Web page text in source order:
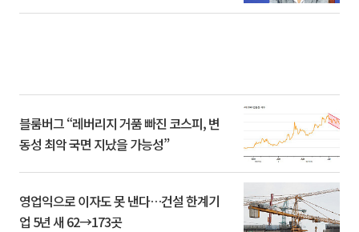
블룸버그 “레버리지 거품 빠진 코스피, 변
동성 최악 국면 지났을 가능성”
영업익으로 이자도 못 낸다…건설 한계기
업 5년 새 62→173곳